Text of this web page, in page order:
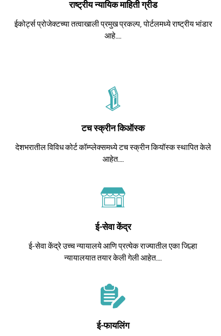
राष्ट्रीय न्यायिक माहिती ग्रीड
ईकोर्ट्स प्रोजेक्टच्या तत्वाखाली प्रमुख प्रकल्प, पोर्टलमध्ये राष्ट्रीय भांडार
आहे....
टच स्क्रीन किऑस्क
देशभरातील विविध कोर्ट कॉम्प्लेक्समध्ये टच स्क्रीन कियॉस्क स्थापित केले
आहेत....
ई-सेवा केंद्र
ई-सेवा केंद्रे उच्च न्यायालये आणि प्रत्येक राज्यातील एका जिल्हा
न्यायालयात तयार केली गेली आहेत....
ई-फायलिंग